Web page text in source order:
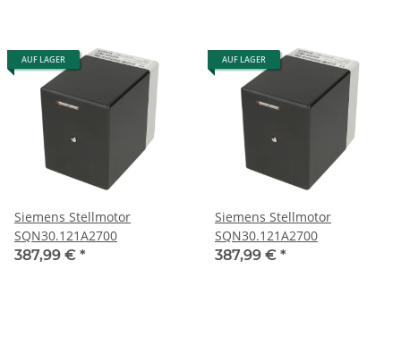
AUF LAGER
Siemens Stellmotor
SQN30.121A2700
387,99 € *
AUF LAGER
Siemens Stellmotor
SQN30.121A2700
387,99 € *